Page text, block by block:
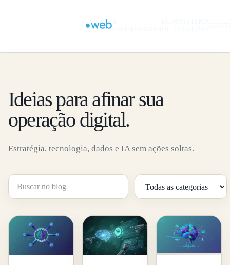
Ideias para afinar sua
operação digital.
Estratégia, tecnologia, dados e IA sem ações soltas.